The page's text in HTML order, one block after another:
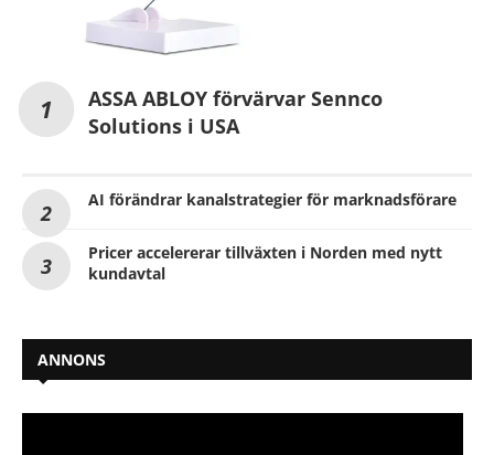
ASSA ABLOY förvärvar Sennco
Solutions i USA
AI förändrar kanalstrategier för marknadsförare
Pricer accelererar tillväxten i Norden med nytt
kundavtal
ANNONS